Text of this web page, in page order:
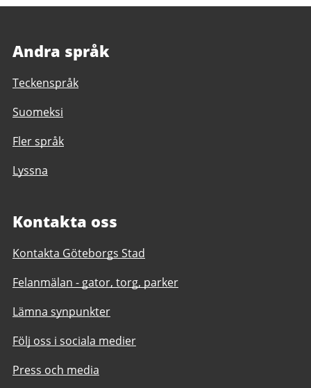
Andra språk
Teckenspråk
Suomeksi
Fler språk
Lyssna
Kontakta oss
Kontakta Göteborgs Stad
Felanmälan - gator, torg, parker
Lämna synpunkter
Följ oss i sociala medier
Press och media